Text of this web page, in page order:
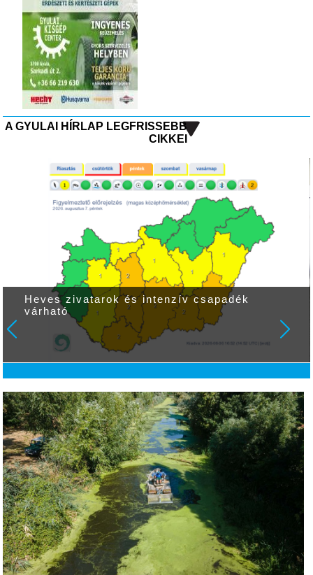
A GYULAI HÍRLAP LEGFRISSEBB
CIKKEI
Heves zivatarok és intenzív csapadék
várható